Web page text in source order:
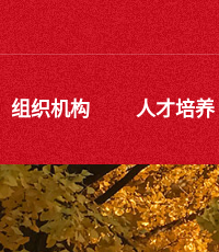
组织机构 人才培养